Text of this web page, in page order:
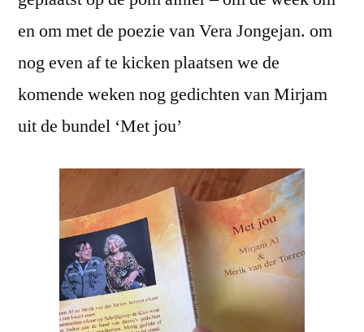
en om met de poezie van Vera Jongejan. om
nog even af te kicken plaatsen we de
komende weken nog gedichten van Mirjam
uit de bundel ‘Met jou’